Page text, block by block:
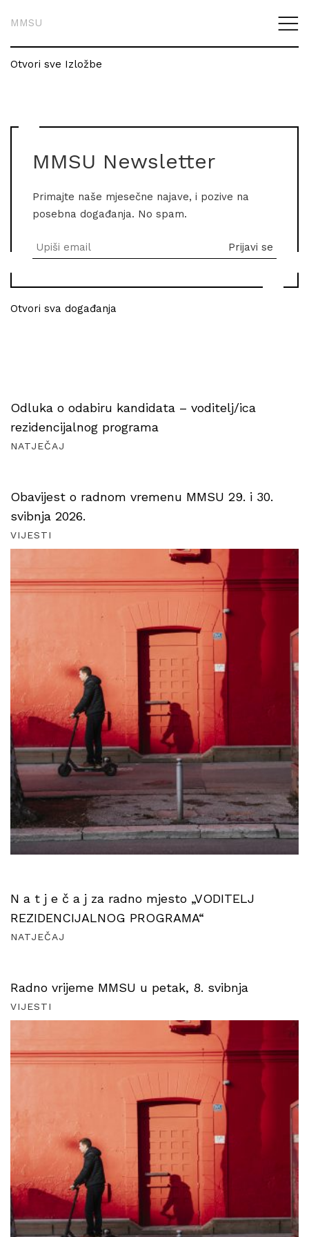
MMSU
Otvori sve Izložbe
MMSU Newsletter
Primajte naše mjesečne najave, i pozive na
posebna događanja. No spam.
Otvori sva događanja
Odluka o odabiru kandidata – voditelj/ica
rezidencijalnog programa
NATJEČAJ
Obavijest o radnom vremenu MMSU 29. i 30.
svibnja 2026.
VIJESTI
N a t j e č a j za radno mjesto „VODITELJ
REZIDENCIJALNOG PROGRAMA“
NATJEČAJ
Radno vrijeme MMSU u petak, 8. svibnja
VIJESTI